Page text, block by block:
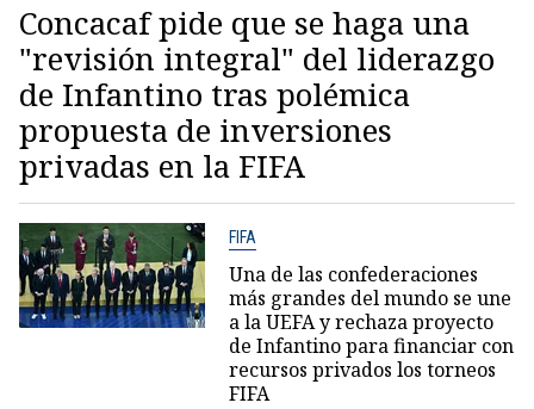
Concacaf pide que se haga una
"revisión integral" del liderazgo
de Infantino tras polémica
propuesta de inversiones
privadas en la FIFA
FIFA
Una de las confederaciones
más grandes del mundo se une
a la UEFA y rechaza proyecto
de Infantino para financiar con
recursos privados los torneos
FIFA